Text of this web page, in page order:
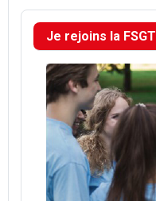
Je rejoins la FSGT